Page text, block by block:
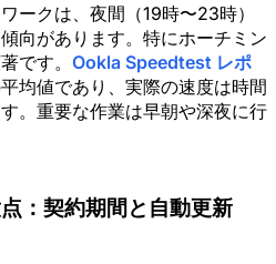
ークは、夜間（19時〜23時）
向があります。特にホーチミン
です。 Ookla Speedtest レポ
均値であり、実際の速度は時間
。重要な作業は早朝や深夜に行
：契約期間と自動更新